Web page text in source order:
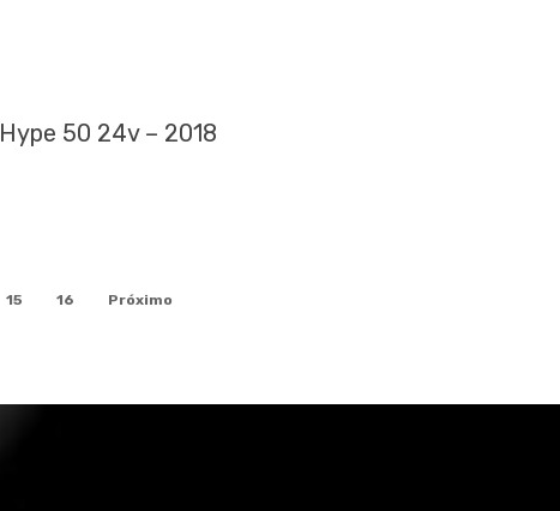
Hype 50 24v – 2018
15 16 Próximo